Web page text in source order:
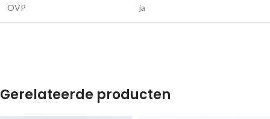
OVP ja
Gerelateerde producten